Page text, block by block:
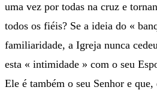
uma vez por todas na cruz e
todos os fiéis? Se a ideia do «
familiaridade, a Igreja nunca
esta « intimidade » com o seu
Ele é também o seu Senhor e